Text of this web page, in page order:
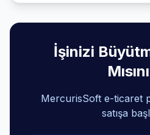
İşinizi
MercurisSoft e-ticaret
satışa